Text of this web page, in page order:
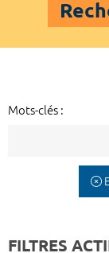
Mots-clés :
FILTRES